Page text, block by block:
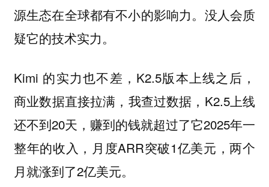
源生态在全球都有不小的影响力。没人会质
疑它的技术实力。
Kimi 的实力也不差，K2.5版本上线之后，
商业数据直接拉满，我查过数据，K2.5上线
还不到20天，赚到的钱就超过了它2025年一
整年的收入，月度ARR突破1亿美元，两个
月就涨到了2亿美元。